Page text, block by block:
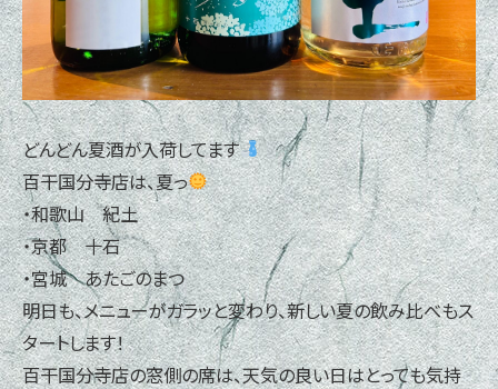
どんどん夏酒が入荷してます
百干国分寺店は、夏っ
・和歌山 紀土
・京都 十石
・宮城 あたごのまつ
明日も、メニューがガラッと変わり、新しい夏の飲み比べもス
タートします！
百干国分寺店の窓側の席は、天気の良い日はとっても気持